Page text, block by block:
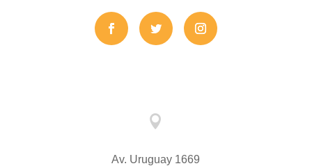

Av. Uruguay 1669